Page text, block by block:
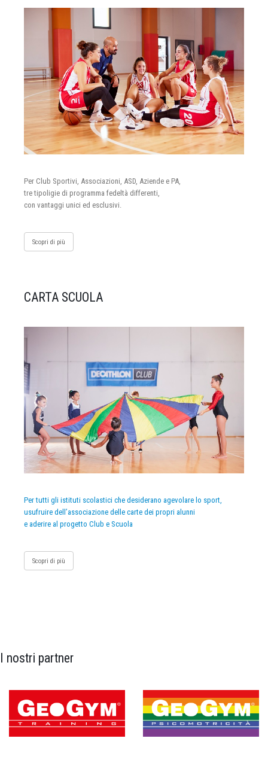
Per Club Sportivi, Associazioni, ASD, Aziende e PA,
tre tipoligie di programma fedeltà differenti,
con vantaggi unici ed esclusivi.
Scopri di più
CARTA SCUOLA
Per tutti gli istituti scolastici che desiderano agevolare lo sport,
usufruire dell’associazione delle carte dei propri alunni
e aderire al progetto Club e Scuola
Scopri di più
I nostri partner